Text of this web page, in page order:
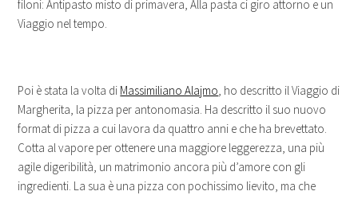
filoni: Antipasto misto di primavera, Alla pasta ci giro attorno e un
Viaggio nel tempo.
Poi è stata la volta di Massimiliano Alajmo, ho descritto il Viaggio di
Margherita, la pizza per antonomasia. Ha descritto il suo nuovo
format di pizza a cui lavora da quattro anni e che ha brevettato.
Cotta al vapore per ottenere una maggiore leggerezza, una più
agile digeribilità, un matrimonio ancora più d’amore con gli
ingredienti. La sua è una pizza con pochissimo lievito, ma che